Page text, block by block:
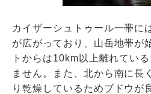
カイザーシュトゥール一帯に
が広がっており、山岳地帯が
トからは10km以上離れてい
ません。また、北から南に長
り乾燥しているためブドウが